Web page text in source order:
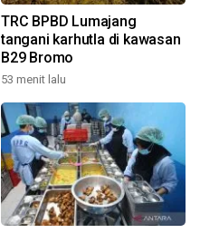
TRC BPBD Lumajang
tangani karhutla di kawasan
B29 Bromo
53 menit lalu